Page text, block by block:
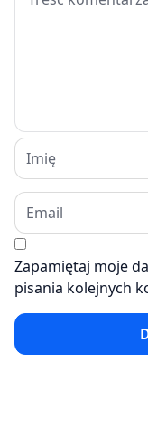
Zapamiętaj moje
pisania kolejnych